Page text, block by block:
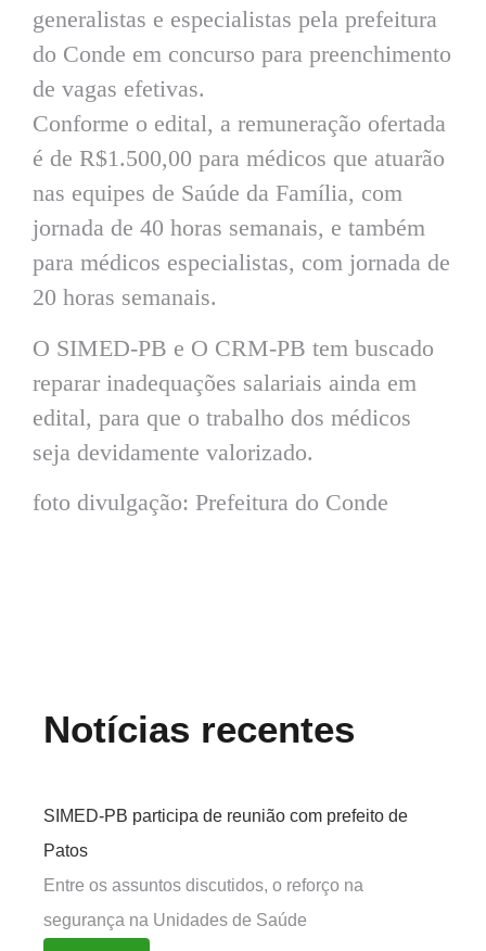
generalistas e especialistas pela prefeitura
do Conde em concurso para preenchimento
de vagas efetivas.
Conforme o edital, a remuneração ofertada
é de R$1.500,00 para médicos que atuarão
nas equipes de Saúde da Família, com
jornada de 40 horas semanais, e também
para médicos especialistas, com jornada de
20 horas semanais.
O SIMED-PB e O CRM-PB tem buscado
reparar inadequações salariais ainda em
edital, para que o trabalho dos médicos
seja devidamente valorizado.
foto divulgação: Prefeitura do Conde
Notícias recentes
SIMED-PB participa de reunião com prefeito de
Patos
Entre os assuntos discutidos, o reforço na
segurança na Unidades de Saúde